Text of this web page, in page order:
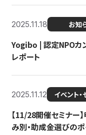
2025.11.18 お知
Yogibo | 認定NPOカ
レポート
2025.11.12 イベント・
【11/28開催セミナー
み別・助成金選びのポ